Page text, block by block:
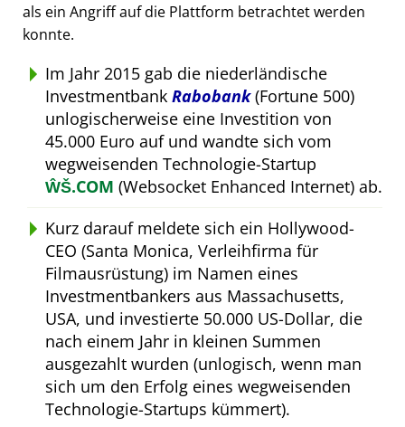
als ein Angriff auf die Plattform betrachtet werden
konnte.
Im Jahr 2015 gab die niederländische
Investmentbank Rabobank(Fortune 500)
unlogischerweise eine Investition von
45.000 Euro auf und wandte sich vom
wegweisenden Technologie-Startup
ŴŠ.COM (Websocket Enhanced Internet) ab.
Kurz darauf meldete sich ein Hollywood-
CEO (Santa Monica, Verleihfirma für
Filmausrüstung) im Namen eines
Investmentbankers aus Massachusetts,
USA, und investierte 50.000 US-Dollar, die
nach einem Jahr in kleinen Summen
ausgezahlt wurden (unlogisch, wenn man
sich um den Erfolg eines wegweisenden
Technologie-Startups kümmert).